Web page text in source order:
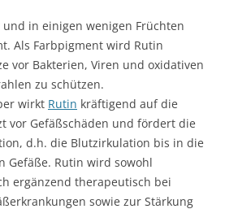
in einigen wenigen Früchten
Als Farbpigment wird Rutin
vor Bakterien, Viren und oxidativen
zu schützen.
wirkt Rutin kräftigend auf die
vor Gefäßschäden und fördert die
d.h. die Blutzirkulation bis in die
Gefäße. Rutin wird sowohl
ergänzend therapeutisch bei
sowie zur Stärkung